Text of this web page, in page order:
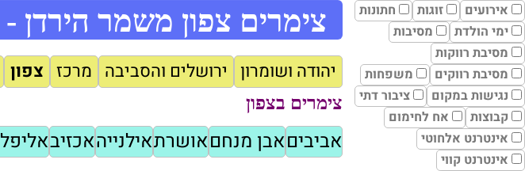
אירועים זוגות
חתונות
ימי הולדת
מסיבות
מסיבת רווקות
מסיבת רווקים
משפחות
נגישות במקום
ציבור דתי
קבוצות
אח לחימום
אינטרנט אלחוטי
אינטרנט קווי
צימרים צפון משמר הירדן
יהודה ושומרון ירושלים והסביבה מרכז צפון
צימרים בצפון
אביביםאבן מנחםאושרתאילנייהאכזיב